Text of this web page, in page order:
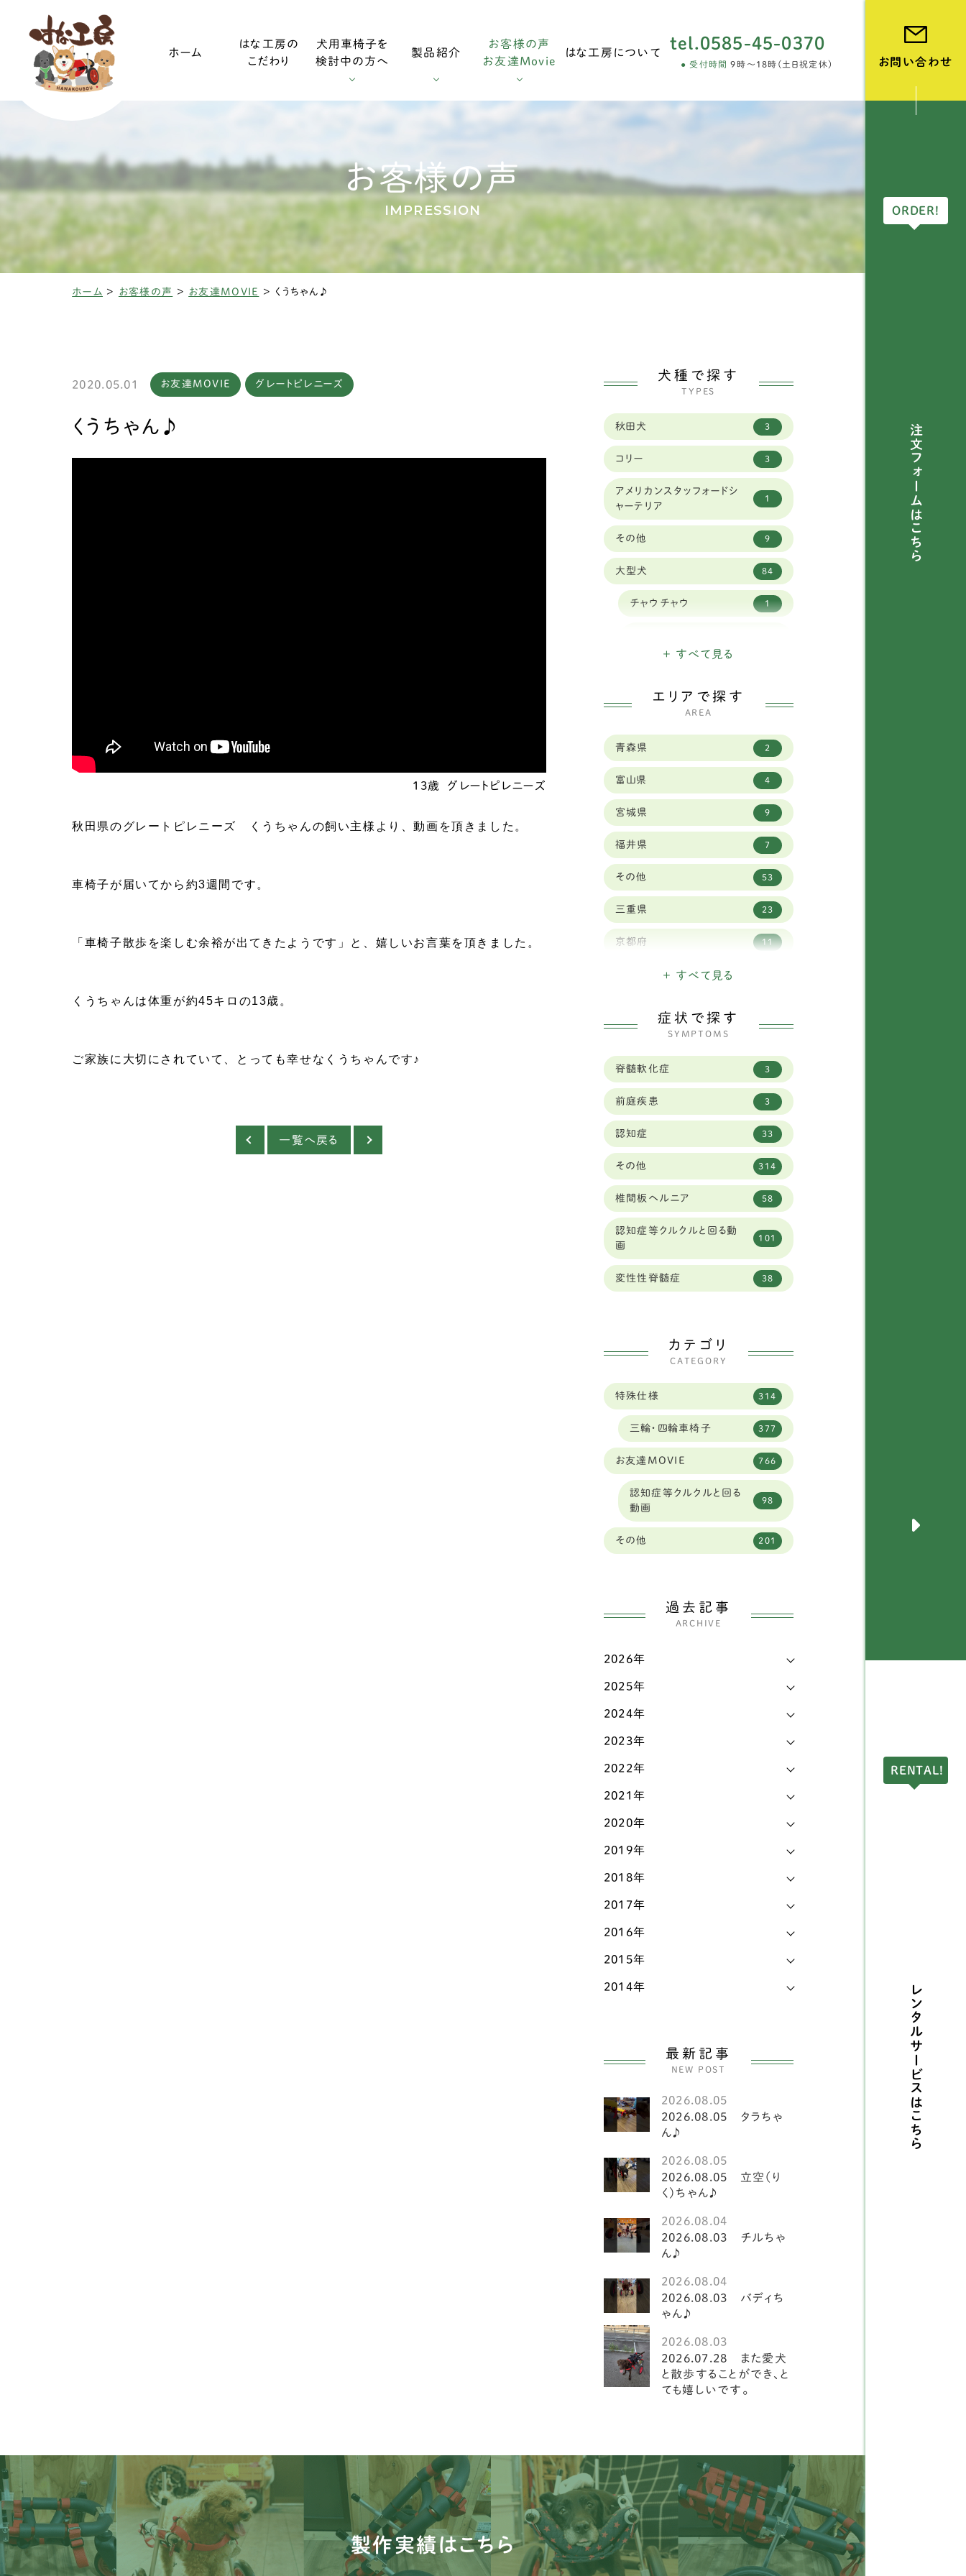
ホーム
はな工房の
こだわり
犬用車椅子を
検討中の方へ
装着方法 調整方法
製品紹介
中型犬用車椅子 大型犬用車椅子
製作実績
お客様の声
お友達Movie
はな工房について
tel.0585-45-0370
受付時間 9時～18時(土日祝定休) お問い合わせ
ORDER!
注文フォームは
こちら
RENTAL!
レンタルサービスは
こちら
お客様の声
IMPRESSION
ホーム > お客様の声 > お友達MOVIE > くうちゃん♪
2020.05.01 お友達MOVIE グレートピレニーズ
くうちゃん♪
13歳 グレートピレニーズ
秋田県のグレートピレニーズ くうちゃんの飼い主様より、動画を頂きました。
車椅子が届いてから約3週間です。
「車椅子散歩を楽しむ余裕が出てきたようです」と、嬉しいお言葉を頂きました。
くうちゃんは体重が約45キロの13歳。
ご家族に大切にされていて、とっても幸せなくうちゃんです♪
一覧へ戻る
犬種で探す
TYPES
秋田犬 3
コリー 3
アメリカンスタッフォードシ
ャーテリア
1
その他 9
大型犬 84
チャウチャウ 1
ゥードル
ナポリタンマスティフ
スタンダードプードル 1
シベリアンハスキー 9
ボーダーコリー 23
セントバーナード 2
バーニーズマウンテンド
ッグ
ロットワイラー 1
ベルジアン シェパード ド
ッグ タービュレン
1
バーニーズマウンテン 3
ホワイトシェパード 2
オールドイングリッシュシ
ープドッグ
グレートピレニーズ 6
レオンベルガー 1
8
ラブラドールレトリーバー 58
ゴールデンレトリーバー
ボクサー 6
シェパード 9
フラットコーテッドレトリ
ーバー
4
中型犬
ダルメシアン 1
ワイヤーフォックステリア 6
ボストンテリア
スピッツ
ウェルシュコーギー
グ（シェルティー）
イングリッシュコッカース
パニエル
シェットランドシープドッ
フレンチブルドッグ
アメリカンコッカースパ
ビーグル 2
コーギー
甲斐犬
スピッツ
小型犬
ヨークシャテリア
ビションフリーゼ
マルチーズ
豆柴犬
シーズー 21
シーズー
キャバリア
ダックスフンド 19
イタリアングレイハウンド 2
ミニチュアシュナウザー 8
+ すべて見る
エリアで探す
AREA
青森県 2
富山県 4
宮城県 9
福井県 7
その他 53
三重県 23
京都府 11
千葉県 19
和歌山県 8
埼玉県 23
大分県 1
大阪府 34
奈良県
山口県 2
岡山県 6
岩手県 3
島根県 4
広島 1
広島県 4
徳島県 2
愛知県
新潟県
東京都
栃木県
石川県
神奈川県
福岡県
福島県
香川県
鳥取県 1
+ すべて見る
症状で探す
SYMPTOMS
脊髄軟化症 3
前庭疾患 3
認知症 33
その他 314
椎間板ヘルニア 58
認知症等クルクルと回る動
画
101
変性性脊髄症 38
カテゴリ
CATEGORY
特殊仕様 314
三輪・四輪車椅子 377
お友達MOVIE 766
認知症等クルクルと回る
動画
98
その他 201
過去記事
ARCHIVE
2026年
2025年
2024年
2023年
2022年
2021年
2020年
2019年
2018年
2017年
2016年
2015年
2014年
最新記事
NEW POST
2026.08.05
2026.08.05 タラちゃ
ん♪
2026.08.05
2026.08.05 立空（り
く）ちゃん♪
2026.08.04
2026.08.03 チルちゃ
ん♪
2026.08.04
2026.08.03 バディち
ゃん♪
2026.08.03
2026.07.28 また愛犬
と散歩することができ、と
ても嬉しいです。
製作実績はこちら